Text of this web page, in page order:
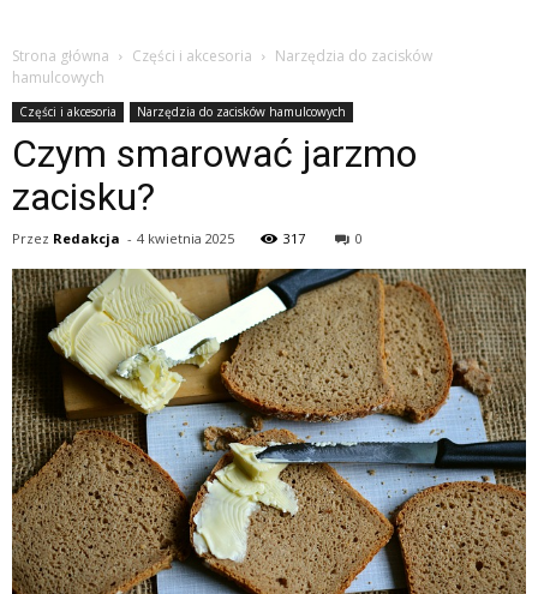
Strona główna Części i akcesoria
Narzędzia do zacisków
hamulcowych
Części i akcesoria Narzędzia do zacisków hamulcowych
Czym smarować jarzmo
zacisku?
Przez Redakcja - 4 kwietnia 2025 317 0